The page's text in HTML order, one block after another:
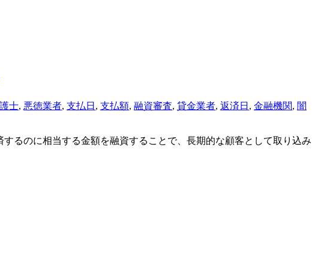
士, 悪徳業者, 支払日 , 支払額, 融資審査, 貸金業者, 返済日 , 金融機関, 闇
るのに相当する金額を融資することで、長期的な顧客として取り込み